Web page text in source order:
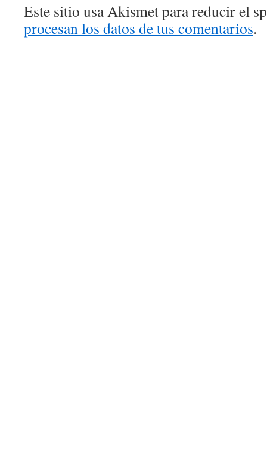
Este sitio usa Akismet para reducir el
procesan los datos de tus comentarios.